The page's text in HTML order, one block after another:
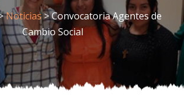
Noticias> Convocatoria Agentes de
Cambio Social